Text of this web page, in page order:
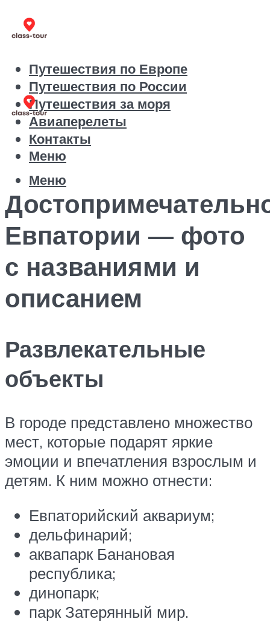
Путешествия по Европе
Путешествия по России
Путешествия за моря
Авиаперелеты
Контакты
Меню
Меню
Евпатории — фото
с названиями и
описанием
Развлекательные
объекты
В городе представлено множество
мест, которые подарят яркие
эмоции и впечатления взрослым и
детям. К ним можно отнести:
Евпаторийский аквариум;
дельфинарий;
аквапарк Банановая
республика;
динопарк;
парк Затерянный мир.